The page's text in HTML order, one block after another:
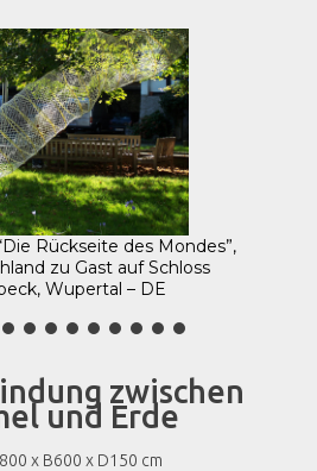
Rückseite des Mondes”,
zu Gast auf Schloss
Wupertal – DE
zwischen
und Erde
x B600 x D150 cm